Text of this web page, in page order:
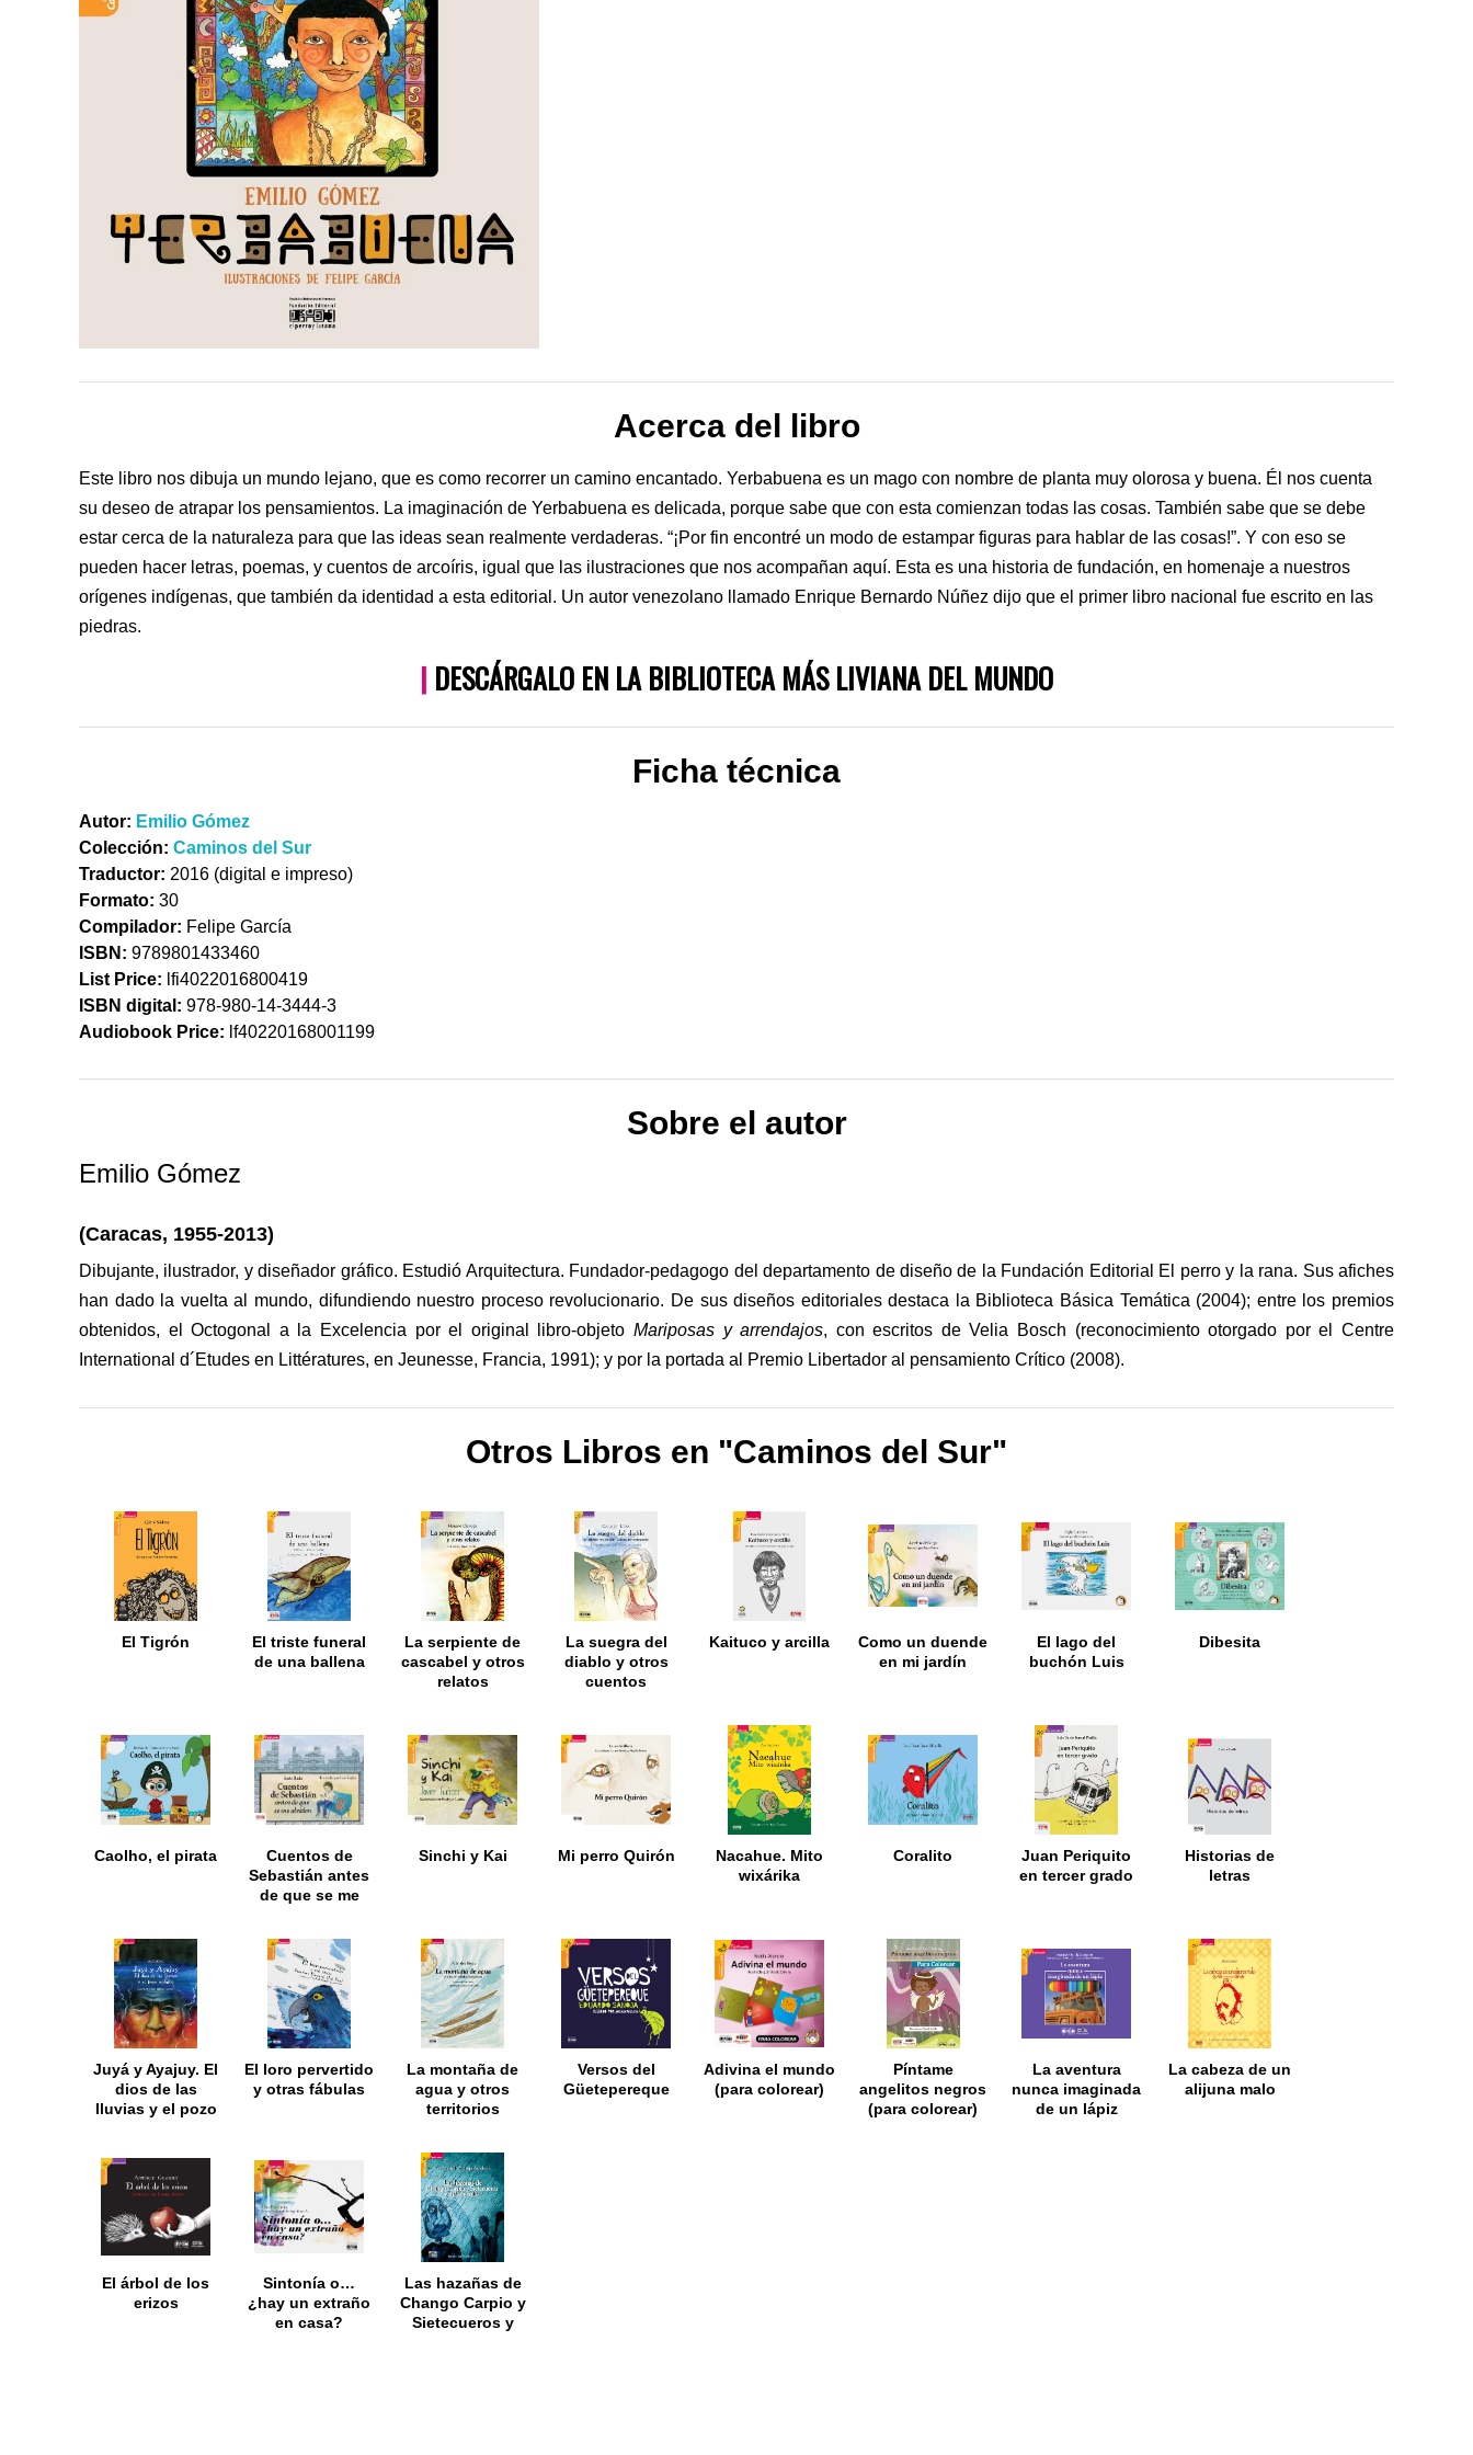
Acerca del libro
Este libro nos dibuja un mundo lejano, que es como recorrer un camino encantado. Yerbabuena es un mago con nombre de planta muy olorosa y buena. Él nos cuenta
su deseo de atrapar los pensamientos. La imaginación de Yerbabuena es delicada, porque sabe que con esta comienzan todas las cosas. También sabe que se debe
estar cerca de la naturaleza para que las ideas sean realmente verdaderas. “¡Por fin encontré un modo de estampar figuras para hablar de las cosas!”. Y con eso se
pueden hacer letras, poemas, y cuentos de arcoíris, igual que las ilustraciones que nos acompañan aquí. Esta es una historia de fundación, en homenaje a nuestros
orígenes indígenas, que también da identidad a esta editorial. Un autor venezolano llamado Enrique Bernardo Núñez dijo que el primer libro nacional fue escrito en las
piedras.
| DESCÁRGALO EN LA BIBLIOTECA MÁS LIVIANA DEL MUNDO
Ficha técnica
Autor: Emilio Gómez
Colección: Caminos del Sur
Traductor: 2016 (digital e impreso)
Formato: 30
Compilador: Felipe García
ISBN: 9789801433460
List Price: lfi4022016800419
ISBN digital: 978-980-14-3444-3
Audiobook Price: lf40220168001199
Sobre el autor
Emilio Gómez
(Caracas, 1955-2013)
Dibujante, ilustrador, y diseñador gráfico. Estudió Arquitectura. Fundador-pedagogo del departamento de diseño de la Fundación Editorial El perro y la rana. Sus afiches
han dado la vuelta al mundo, difundiendo nuestro proceso revolucionario. De sus diseños editoriales destaca la Biblioteca Básica Temática (2004); entre los premios
obtenidos, el Octogonal a la Excelencia por el original libro-objeto Mariposas y arrendajos, con escritos de Velia Bosch (reconocimiento otorgado por el Centre
International d´Etudes en Littératures, en Jeunesse, Francia, 1991); y por la portada al Premio Libertador al pensamiento Crítico (2008).
Otros Libros en "Caminos del Sur"
El Tigrón
El triste funeral
de una ballena
La serpiente de
cascabel y otros
relatos
La suegra del
diablo y otros
cuentos
Kaituco y arcilla
Como un duende
en mi jardín
El lago del
buchón Luis
Dibesita
Caolho, el pirata
Cuentos de
Sebastián antes
de que se me
Sinchi y Kai Mi perro Quirón
Nacahue. Mito
wixárika
Coralito
Juan Periquito
en tercer grado
Historias de
letras
Juyá y Ayajuy. El
dios de las
lluvias y el pozo
El loro pervertido
y otras fábulas
La montaña de
agua y otros
territorios
Versos del
Güetepereque
Adivina el mundo
(para colorear)
Píntame
angelitos negros
(para colorear)
La aventura
nunca imaginada
de un lápiz
La cabeza de un
alijuna malo
El árbol de los
erizos
Sintonía o…
¿hay un extraño
en casa?
Las hazañas de
Chango Carpio y
Sietecueros y